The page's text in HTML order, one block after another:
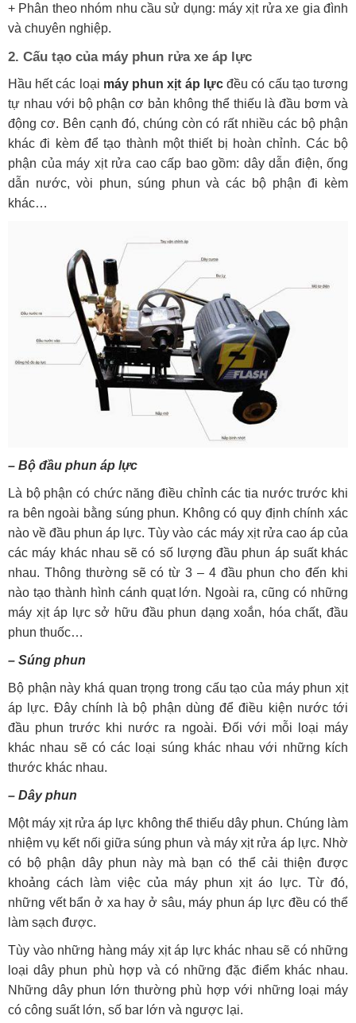
+ Phân theo nhóm nhu cầu sử dụng: máy xịt rửa xe gia đình
và chuyên nghiệp.
2. Cấu tạo của máy phun rửa xe áp lực
Hầu hết các loại máy phun xịt áp lựcđều có cấu tạo tương
tự nhau với bộ phận cơ bản không thể thiếu là đầu bơm và
động cơ. Bên cạnh đó, chúng còn có rất nhiều các bộ phận
khác đi kèm để tạo thành một thiết bị hoàn chỉnh. Các bộ
phận của máy xịt rửa cao cấp bao gồm: dây dẫn điện, ống
dẫn nước, vòi phun, súng phun và các bộ phận đi kèm
khác…
– Bộ đầu phun áp lực
Là bộ phận có chức năng điều chỉnh các tia nước trước khi
ra bên ngoài bằng súng phun. Không có quy định chính xác
nào về đầu phun áp lực. Tùy vào các máy xịt rửa cao áp của
các máy khác nhau sẽ có số lượng đầu phun áp suất khác
nhau. Thông thường sẽ có từ 3 – 4 đầu phun cho đến khi
nào tạo thành hình cánh quạt lớn. Ngoài ra, cũng có những
máy xịt áp lực sở hữu đầu phun dạng xoắn, hóa chất, đầu
phun thuốc…
– Súng phun
Bộ phận này khá quan trọng trong cấu tạo của máy phun xịt
áp lực. Đây chính là bộ phận dùng để điều kiện nước tới
đầu phun trước khi nước ra ngoài. Đối với mỗi loại máy
khác nhau sẽ có các loại súng khác nhau với những kích
thước khác nhau.
– Dây phun
Một máy xịt rửa áp lực không thể thiếu dây phun. Chúng làm
nhiệm vụ kết nối giữa súng phun và máy xịt rửa áp lực. Nhờ
có bộ phận dây phun này mà bạn có thể cải thiện được
khoảng cách làm việc của máy phun xịt áo lực. Từ đó,
những vết bẩn ở xa hay ở sâu, máy phun áp lực đều có thể
làm sạch được.
Tùy vào những hàng máy xịt áp lực khác nhau sẽ có những
loại dây phun phù hợp và có những đặc điểm khác nhau.
Những dây phun lớn thường phù hợp với những loại máy
có công suất lớn, số bar lớn và ngược lại.